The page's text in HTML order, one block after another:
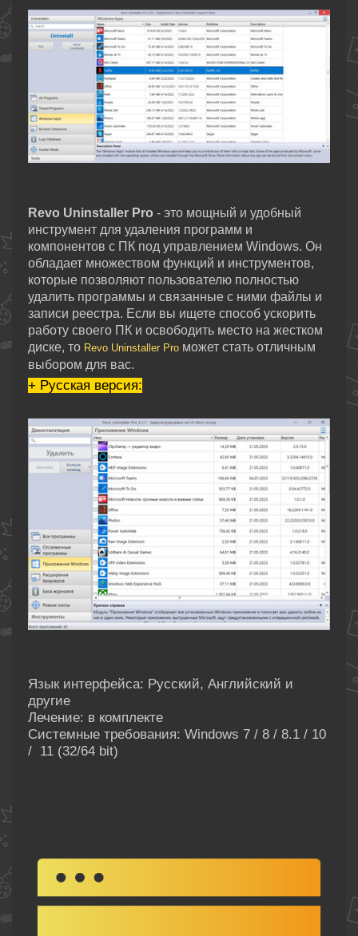
Revo Uninstaller Pro - это мощный и удобный
инструмент для удаления программ и
компонентов с ПК под управлением Windows. Он
обладает множеством функций и инструментов,
которые позволяют пользователю полностью
удалить программы и связанные с ними файлы и
записи реестра. Если вы ищете способ ускорить
работу своего ПК и освободить место на жестком
диске, то Revo Uninstaller Pro может стать отличным
выбором для вас.
+ Русская версия:
Язык интерфейса: Русский, Английский и
другие
Лечение: в комплекте
Системные требования: Windows 7 / 8 / 8.1 / 10
/ 11 (32/64 bit)